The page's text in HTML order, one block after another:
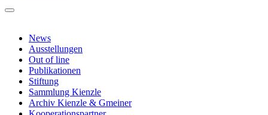
News
Ausstellungen
Out of line
Publikationen
Stiftung
Sammlung Kienzle
Archiv Kienzle & Gmeiner